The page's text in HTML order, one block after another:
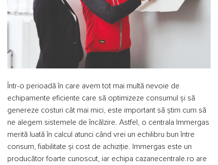
Într-o perioadă în care avem tot mai multă nevoie de
echipamente eficiente care să optimizeze consumul și să
genereze costuri cât mai mici, este important să știm cum să
ne alegem sistemele de încălzire. Astfel, o centrala Immergas
merită luată în calcul atunci când vrei un echilibru bun între
consum, fiabilitate și cost de achiziție. Immergas este un
producător foarte cunoscut, iar echipa cazanecentrale.ro are